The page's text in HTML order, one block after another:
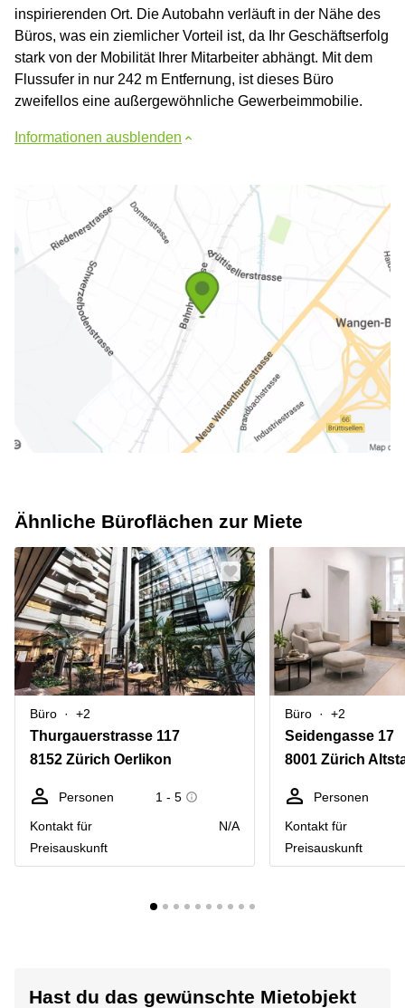
inspirierenden Ort. Die Autobahn verläuft in der Nähe des
Büros, was ein ziemlicher Vorteil ist, da Ihr Geschäftserfolg
stark von der Mobilität Ihrer Mitarbeiter abhängt. Mit dem
Flussufer in nur 242 m Entfernung, ist dieses Büro
zweifellos eine außergewöhnliche Gewerbeimmobilie.
Informationen ausblenden
Ähnliche Büroflächen zur Miete
Büro +2
Thurgauerstrasse 117
8152 Zürich Oerlikon
Personen
1 - 5
Kontakt für
Preisauskunft
N/A
Büro +2
Seidengasse 17
8001 Zürich
Personen
Kontakt für
Preisauskunft
Hast du das gewünschte Mietobjekt